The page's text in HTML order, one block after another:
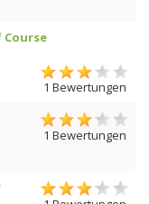
1 Bewertungen
1 Bewertungen